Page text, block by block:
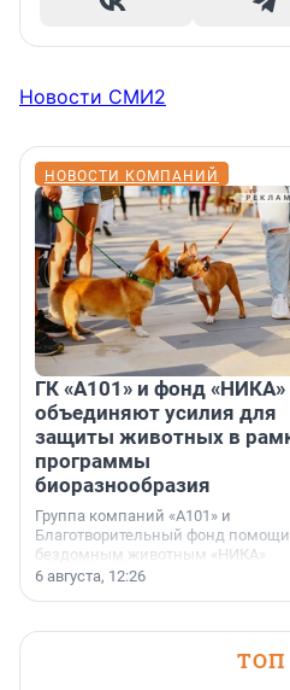
Новости СМИ2
НОВОСТИ КОМПАНИЙ
ГК «А101» и фонд «НИКА»
объединяют усилия для
защиты животных в
программы
биоразнообразия
Группа компаний «А101» и
Благотворительный фонд помощи
бездомным животным «НИКА»
заключили соглашение о
6 августа, 12:26
ТОП